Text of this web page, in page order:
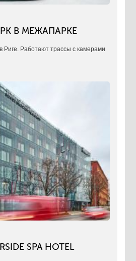
В МЕЖАПАРКЕ
Риге. Работают трассы с камерами
SPA HOTEL